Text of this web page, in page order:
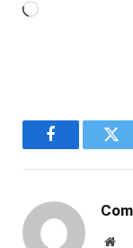
Carregando...
Facebook